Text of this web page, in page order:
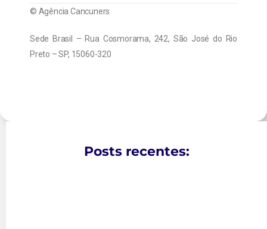
© Agência Cancuners
Sede Brasil – Rua Cosmorama, 242, São José do Rio
Preto – SP, 15060-320
Posts recentes: